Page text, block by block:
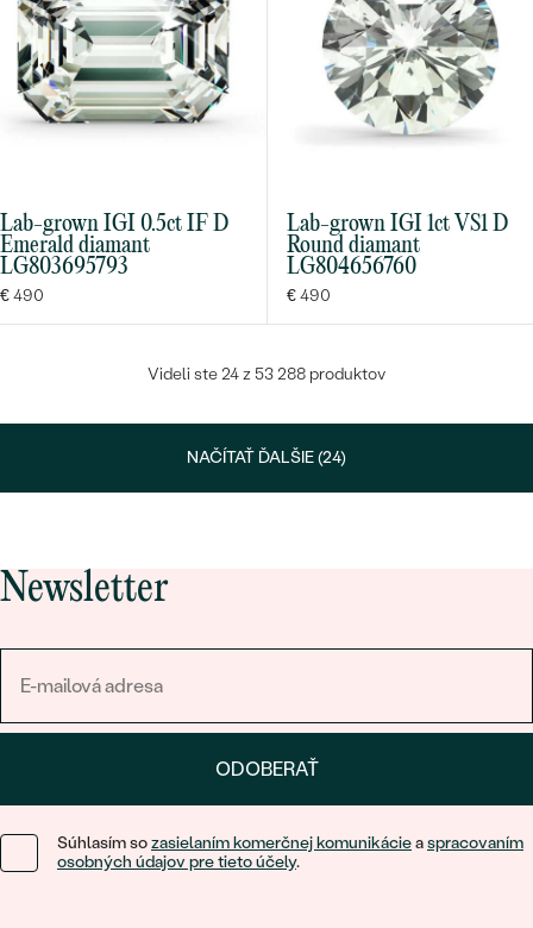
Lab-grown IGI 0.5ct IF D
Emerald diamant
LG803695793
€ 490
Lab-grown IGI 1ct VS1 D
Round diamant
LG804656760
€ 490
Videli ste 24 z 53 288 produktov
NAČÍTAŤ ĎALŠIE (24)
Newsletter
ODOBERAŤ
Súhlasím sozasielaním komerčnej komunikácieaspracovaním
osobných údajov pre tieto účely.